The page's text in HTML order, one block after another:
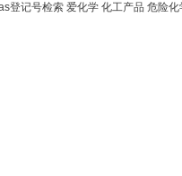
登记号检索 爱化学 化工产品 危险化